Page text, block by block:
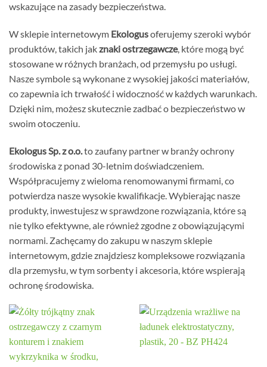
wskazujące na zasady bezpieczeństwa.
W sklepie internetowym Ekologusoferujemy szeroki wybór
produktów, takich jakznaki ostrzegawcze, które mogą być
stosowane w różnych branżach, od przemysłu po usługi.
Nasze symbole są wykonane z wysokiej jakości materiałów,
co zapewnia ich trwałość i widoczność w każdych warunkach.
Dzięki nim, możesz skutecznie zadbać o bezpieczeństwo w
swoim otoczeniu.
Ekologus Sp. z o.o.to zaufany partner w branży ochrony
środowiska z ponad 30-letnim doświadczeniem.
Współpracujemy z wieloma renomowanymi firmami, co
potwierdza nasze wysokie kwalifikacje. Wybierając nasze
produkty, inwestujesz w sprawdzone rozwiązania, które są
nie tylko efektywne, ale również zgodne z obowiązującymi
normami. Zachęcamy do zakupu w naszym sklepie
internetowym, gdzie znajdziesz kompleksowe rozwiązania
dla przemysłu, w tym sorbenty i akcesoria, które wspierają
ochronę środowiska.